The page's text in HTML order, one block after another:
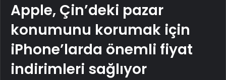
Apple, Çin’deki pazar
konumunu korumak için
iPhone’larda önemli fiyat
indirimleri sağlıyor